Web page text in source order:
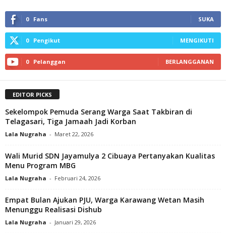
0 Fans SUKA
0 Pengikut MENGIKUTI
0 Pelanggan BERLANGGANAN
EDITOR PICKS
Sekelompok Pemuda Serang Warga Saat Takbiran di
Telagasari, Tiga Jamaah Jadi Korban‎
Lala Nugraha - Maret 22, 2026
Wali Murid SDN Jayamulya 2 Cibuaya Pertanyakan Kualitas
Menu Program MBG
Lala Nugraha - Februari 24, 2026
Empat Bulan Ajukan PJU, Warga Karawang Wetan Masih
Menunggu Realisasi Dishub‎
Lala Nugraha - Januari 29, 2026